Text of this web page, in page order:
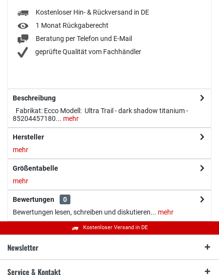
Kostenloser Hin- & Rückversand in DE
1 Monat Rückgaberecht
Beratung per Telefon und E-Mail
geprüfte Qualität vom Fachhändler
Beschreibung
Fabrikat: Ecco Modell: Ultra Trail - dark shadow titanium -
85204457180... mehr
Hersteller
mehr
Größentabelle
mehr
Bewertungen
0
Bewertungen lesen, schreiben und diskutieren... mehr
Kostenloser Versand in DE
Newsletter
Service & Kontakt